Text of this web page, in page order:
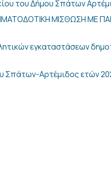
του Δήμου Σπάτων
ΜΙΣΘΩΣΗ ΜΕ
εγκαταστάσεων
Σπάτων-Αρτέμιδος ετών